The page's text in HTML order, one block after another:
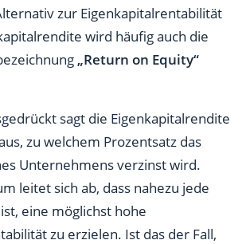
zur Eigenkapitalrentabilität
wird häufig auch die
„Return on Equity“
sagt die Eigenkapitalrendite
zu welchem Prozentsatz das
Unternehmens verzinst wird.
leitet sich ab, dass nahezu jede
eine möglichst hohe
zu erzielen. Ist das der Fall,